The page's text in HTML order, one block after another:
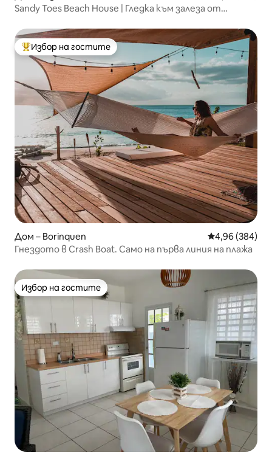
Sandy Toes Beach House | Гледка към залеза от
Най-популярен избор на гостите
Избор на гостите
Дом – Borinquen Средна
4,96 (384)
Гнездото в Crash Boat. Само на първа линия на плажа
Избор на гостите
Избор на гостите